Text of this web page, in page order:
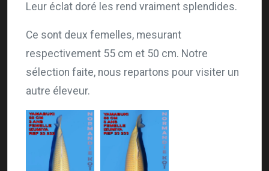
Leur éclat doré les rend vraiment splendides.
Ce sont deux femelles, mesurant
respectivement 55 cm et 50 cm. Notre
sélection faite, nous repartons pour visiter un
autre éleveur.